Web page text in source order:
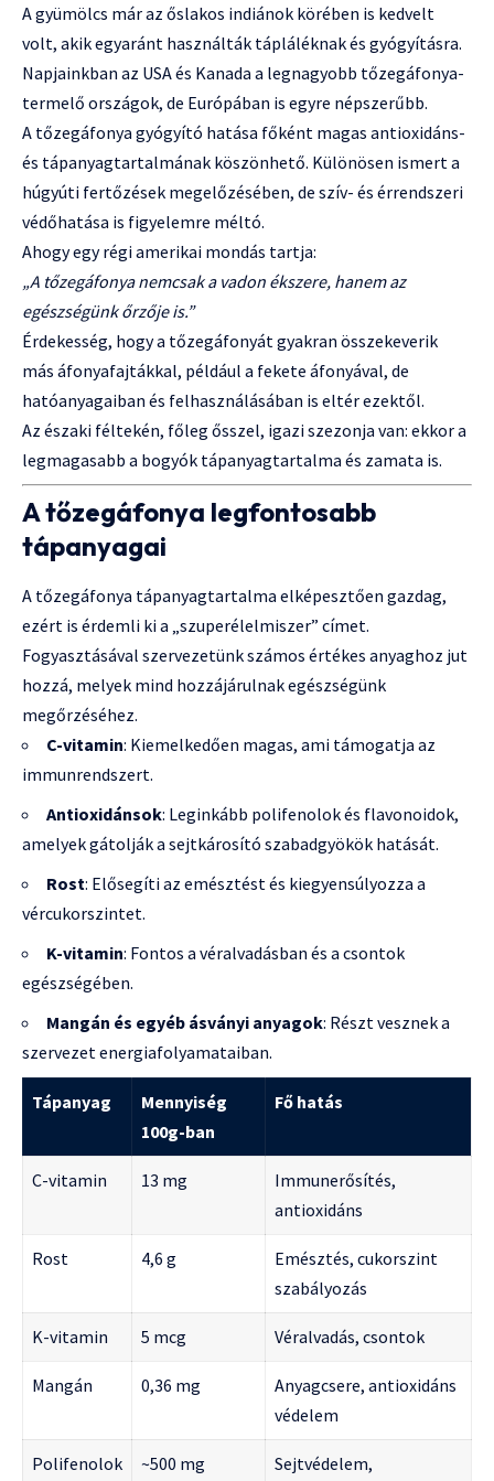
A gyümölcs már az őslakos indiánok körében is kedvelt
volt, akik egyaránt használták tápláléknak és gyógyításra.
Napjainkban az USA és Kanada a legnagyobb tőzegáfonya-
termelő országok, de Európában is egyre népszerűbb.
A tőzegáfonya gyógyító hatása főként magas antioxidáns-
és tápanyagtartalmának köszönhető. Különösen ismert a
húgyúti fertőzések megelőzésében, de szív- és érrendszeri
védőhatása is figyelemre méltó.
Ahogy egy régi amerikai mondás tartja:
„A tőzegáfonya nemcsak a vadon ékszere, hanem az
egészségünk őrzője is.”
Érdekesség, hogy a tőzegáfonyát gyakran összekeverik
más áfonyafajtákkal, például a fekete áfonyával, de
hatóanyagaiban és felhasználásában is eltér ezektől.
Az északi féltekén, főleg ősszel, igazi szezonja van: ekkor a
legmagasabb a bogyók tápanyagtartalma és zamata is.
A tőzegáfonya legfontosabb
tápanyagai
A tőzegáfonya tápanyagtartalma elképesztően gazdag,
ezért is érdemli ki a „szuperélelmiszer” címet.
Fogyasztásával szervezetünk számos értékes anyaghoz jut
hozzá, melyek mind hozzájárulnak egészségünk
megőrzéséhez.
C-vitamin: Kiemelkedően magas, ami támogatja az
immunrendszert.
Antioxidánsok: Leginkább polifenolok és flavonoidok,
amelyek gátolják a sejtkárosító szabadgyökök hatását.
Rost: Elősegíti az emésztést és kiegyensúlyozza a
vércukorszintet.
K-vitamin: Fontos a véralvadásban és a csontok
egészségében.
Mangán és egyéb ásványi anyagok: Részt vesznek a
szervezet energiafolyamataiban.
Tápanyag
Mennyiség
100g-ban
Fő hatás
C-vitamin 13 mg
Immunerősítés,
antioxidáns
Rost 4,6 g
Emésztés, cukorszint
szabályozás
K-vitamin 5 mcg Véralvadás, csontok
Mangán 0,36 mg
Anyagcsere, antioxidáns
védelem
Polifenolok ~500 mg Sejtvédelem,